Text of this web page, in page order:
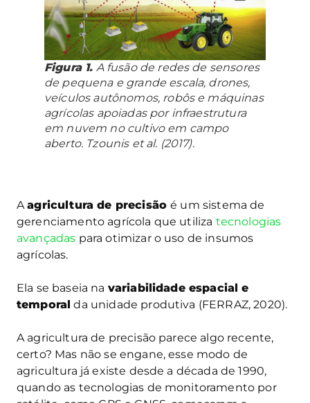
Figura 1. A fusão de redes de sensores
de pequena e grande escala, drones,
veículos autônomos, robôs e máquinas
agrícolas apoiadas por infraestrutura
em nuvem no cultivo em campo
aberto. Tzounis et al. (2017).
Aagricultura de precisãoé um sistema de
gerenciamento agrícola que utiliza tecnologias
avançadas para otimizar o uso de insumos
agrícolas.
Ela se baseia na variabilidade espacial e
temporal da unidade produtiva (FERRAZ, 2020).
A agricultura de precisão parece algo recente,
certo? Mas não se engane, esse modo de
agricultura já existe desde a década de 1990,
quando as tecnologias de monitoramento por